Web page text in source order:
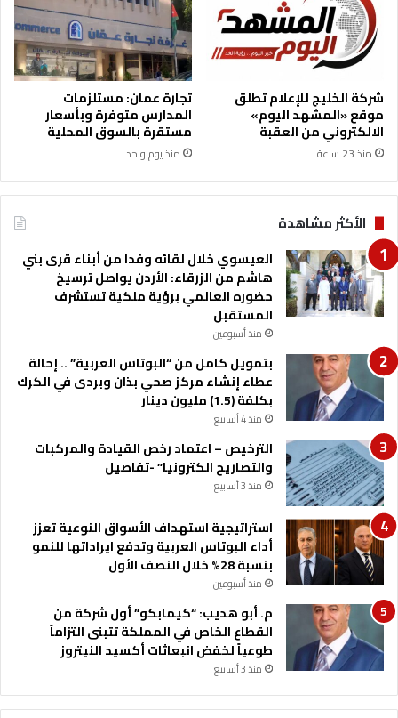
ه
ب
إ
غ
ا
ه
ل
م
ع
ا
ل
ة
ا
ا
ن
ه
ي
ا
ر
ا
ت
شركة الخليج للإعلام تطلق
موقع «المشهد اليوم»
الالكتروني من العقبة
منذ 23 ساعة
تجارة عمان: مستلزمات
المدارس متوفرة وبأسعار
مستقرة بالسوق المحلية
منذ يوم واحد
الأكثر مشاهدة
العيسوي خلال لقائه وفدا من أبناء قرى بني
هاشم من الزرقاء: الأردن يواصل ترسيخ
حضوره العالمي برؤية ملكية تستشرف
المستقبل
منذ أسبوعين
بتمويل كامل من “البوتاس العربية” .. إحالة
عطاء إنشاء مركز صحي بذان وبردى في الكرك
بكلفة (1.5) مليون دينار
منذ 4 أسابيع
الترخيص – اعتماد رخص القيادة والمركبات
والتصاريح الكترونيا” -تفاصيل
منذ 3 أسابيع
استراتيجية استهداف الأسواق النوعية تعزز
أداء البوتاس العربية وتدفع ايراداتها للنمو
بنسبة 28% خلال النصف الأول
منذ أسبوعين
م. أبو هديب: “كيمابكو” أول شركة من
القطاع الخاص في المملكة تتبنى التزاماً
طوعياً لخفض انبعاثات أكسيد النيتروز
منذ 3 أسابيع